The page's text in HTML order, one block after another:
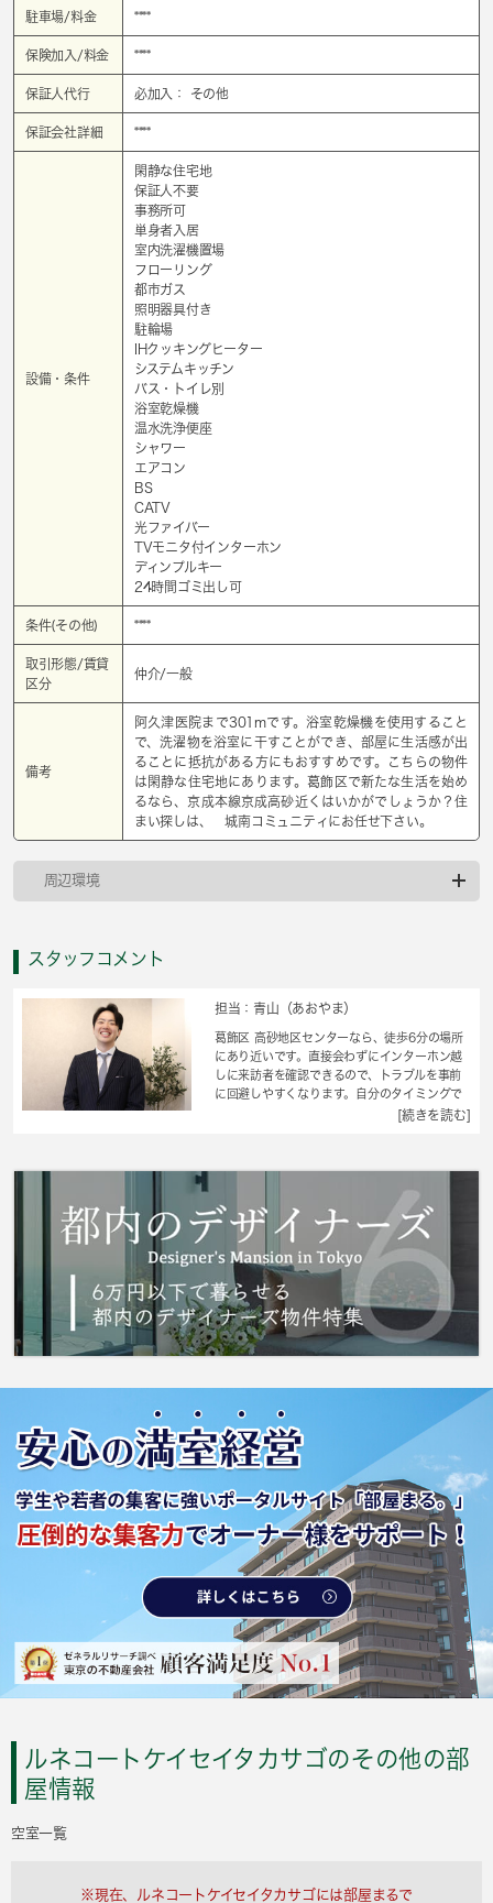
駐車場/料金 ****
保険加入/料金 ****
保証人代行 必加入： その他
保証会社詳細 ****
設備・条件
閑静な住宅地
保証人不要
事務所可
単身者入居
室内洗濯機置場
フローリング
都市ガス
照明器具付き
駐輪場
IHクッキングヒーター
システムキッチン
バス・トイレ別
浴室乾燥機
温水洗浄便座
シャワー
エアコン
BS
CATV
光ファイバー
TVモニタ付インターホン
ディンプルキー
24時間ゴミ出し可
条件(その他) ****
取引形態/賃貸
区分
仲介/一般
備考
阿久津医院まで301mです。浴室乾燥機を使用すること
で、洗濯物を浴室に干すことができ、部屋に生活感が出
ることに抵抗がある方にもおすすめです。こちらの物件
は閑静な住宅地にあります。葛飾区で新たな生活を始め
るなら、京成本線京成高砂近くはいかがでしょうか？住
まい探しは、 城南コミュニティにお任せ下さい。
周辺環境
スタッフコメント
担当：青山（あおやま）
葛飾区 高砂地区センターなら、徒歩6分の場所
にあり近いです。直接会わずにインターホン越
しに来訪者を確認できるので、トラブルを事前
に回避しやすくなります。自分のタイミングで
ゴミを捨てられて、家の中を清潔に保てる24時
にもおすすめの浴室乾燥機を設置しています。
ワンルーム物件をご検討ください。 城南コミ
ュニティは、満足できるお部屋を紹介する自信
がございます。葛飾区での住まい探しなら、ま
ずはお気軽にお声かけ下さい。
[続きを読む]
ルネコートケイセイタカサゴのその他の部
屋情報
空室一覧
※現在、ルネコートケイセイタカサゴには部屋まるで